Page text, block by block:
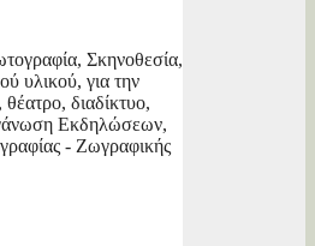
Σκηνοθεσία,
υλικού, για την
διαδίκτυο,
Εκδηλώσεων,
- Ζωγραφικής